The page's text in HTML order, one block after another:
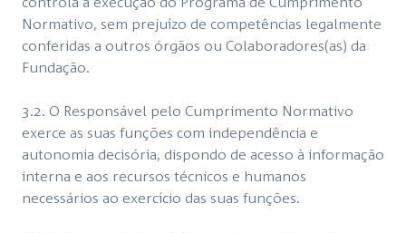
Normativo, sem prejuízo de competências legalmente
conferidas a outros órgãos ou Colaboradores(as) da
Fundação.
3.2. O Responsável pelo Cumprimento Normativo
exerce as suas funções com independência e
autonomia decisória, dispondo de acesso à informação
interna e aos recursos técnicos e humanos
necessários ao exercício das suas funções.